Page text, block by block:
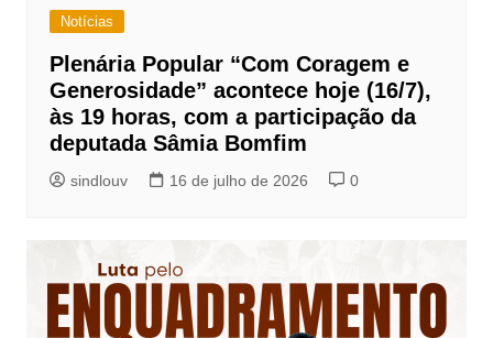
Notícias
Plenária Popular “Com Coragem e
Generosidade” acontece hoje (16/7),
às 19 horas, com a participação da
deputada Sâmia Bomfim
sindlouv 16 de julho de 2026 0